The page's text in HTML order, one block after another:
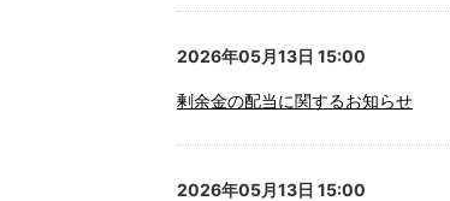
2026年05月13日 15:00
剰余金の配当に関するお知らせ
2026年05月13日 15:00